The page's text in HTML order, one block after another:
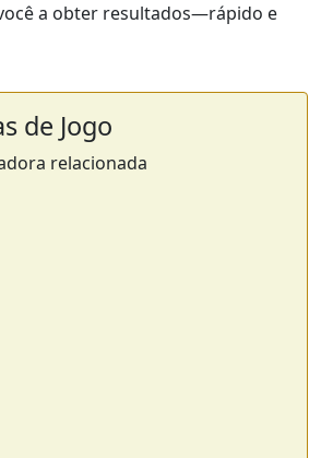
a obter resultados—rápido e
de Jogo
relacionada